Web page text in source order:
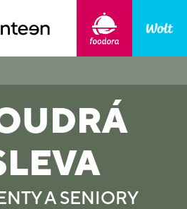
A SENIORY